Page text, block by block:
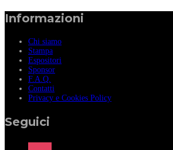
Informazioni
Chi siamo
Stampa
Espositori
Sponsor
F.A.Q.
Contatti
Privacy e Cookies Policy
Seguici
instagram